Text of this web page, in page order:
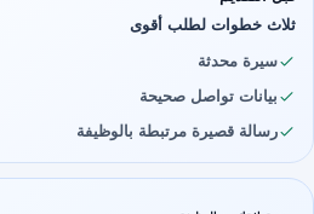
ثلاث خطوات لطلب أقوى
سيرة محدثة
بيانات تواصل صحيحة
رسالة قصيرة مرتبطة بالوظيفة